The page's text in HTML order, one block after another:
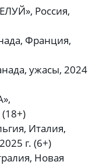
Россия,
Франция,
ужасы, 2024
Италия,
г. (6+)
Новая